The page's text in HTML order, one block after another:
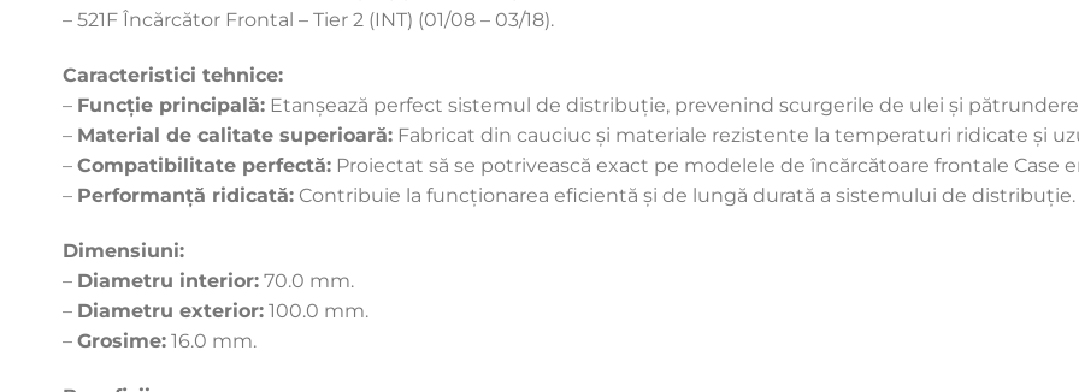
– 521F Încărcător Frontal – Tier 2 (INT) (01/08 – 03/18).
Caracteristici tehnice:
– Funcție principală: Etanșează perfect sistemul de distribuție, prevenind scurgerile de ulei și
– Material de calitate superioară: Fabricat din cauciuc și materiale rezistente la temperaturi ridicate și
– Compatibilitate perfectă: Proiectat să se potrivească exact pe modelele de încărcătoare frontale Case
– Performanță ridicată: Contribuie la funcționarea eficientă și de lungă durată a sistemului de distribuție.
Dimensiuni:
– Diametru interior: 70.0 mm.
– Diametru exterior: 100.0 mm.
– Grosime: 16.0 mm.